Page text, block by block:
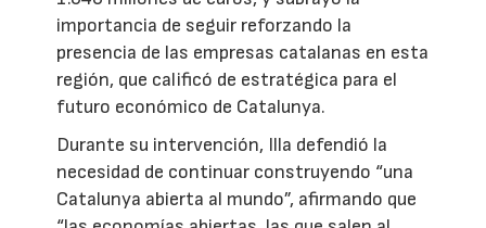
importancia de seguir reforzando la
presencia de las empresas catalanas en esta
región, que calificó de estratégica para el
futuro económico de Catalunya.
Durante su intervención, Illa defendió la
necesidad de continuar construyendo “una
Catalunya abierta al mundo”, afirmando que